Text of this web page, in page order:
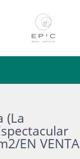
(La
EN VENTA